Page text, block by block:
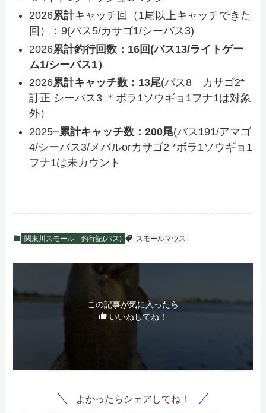
2026累計キャッチ回（1尾以上キャッチできた
回）：9(バス5/カサゴ1/シーバス3)
2026累計釣行回数：16回(バス13/ライトゲー
ム1/シーバス1）
2026累計キャッチ数：13尾(バス8 カサゴ2*
訂正 シーバス3 ＊ボラ1ソウギョ1フナ1は対象
外）
2025~累計キャッチ数：200尾(バス191/アマゴ
4/シーバス3/メバルorカサゴ2 *ボラ1ソウギョ1
フナ1は未カウント
関東川スモール 釣行記(バス) スモールマウス
この記事が気に入ったら
いいねしてね！
よかったらシェアしてね！